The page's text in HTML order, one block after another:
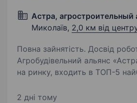
Астра, агростроительный
Миколаїв, 2,0 км від
Повна зайнятість. Досвід
Агробудівельний альянс
на ринку, входить в ТОП-5
сільгосптехніки в Україні. Офіційний дилер
2 дні тому